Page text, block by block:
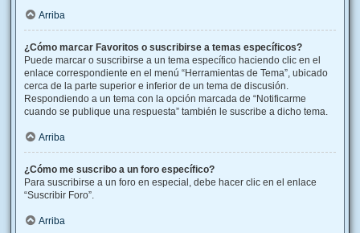
Arriba
¿Cómo marcar Favoritos o suscribirse a temas específicos?
Puede marcar o suscribirse a un tema específico haciendo clic en el
enlace correspondiente en el menú “Herramientas de Tema”, ubicado
cerca de la parte superior e inferior de un tema de discusión.
Respondiendo a un tema con la opción marcada de “Notificarme
cuando se publique una respuesta” también le suscribe a dicho tema.
Arriba
¿Cómo me suscribo a un foro específico?
Para suscribirse a un foro en especial, debe hacer clic en el enlace
“Suscribir Foro”.
Arriba